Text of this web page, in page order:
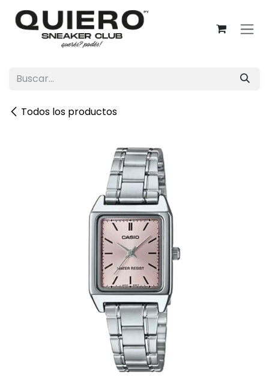
Ir al contenido
Todos los productos